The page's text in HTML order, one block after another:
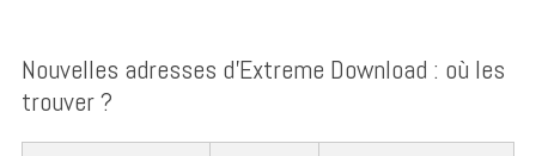
Nouvelles adresses d’Extreme Download : où les
trouver ?